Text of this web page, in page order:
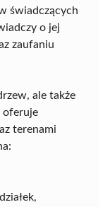
świadczących
o jej
zaufaniu
ale także
oferuje
terenami